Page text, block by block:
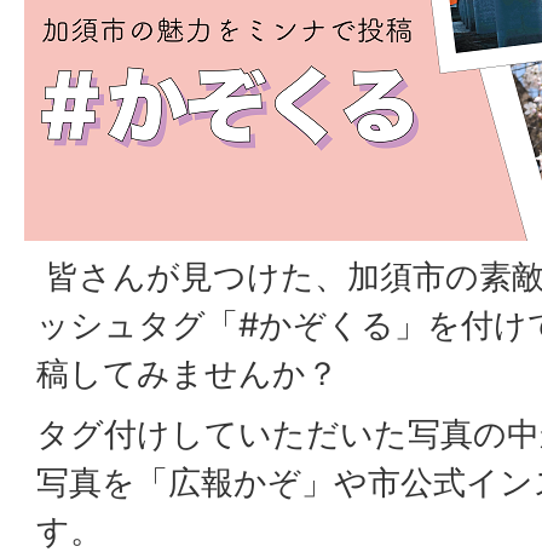
皆さんが見つけた、加須市の素
ッシュタグ「#かぞくる」を付
稿してみませんか？
タグ付けしていただいた写真の
写真を「広報かぞ」や市公式イ
す。